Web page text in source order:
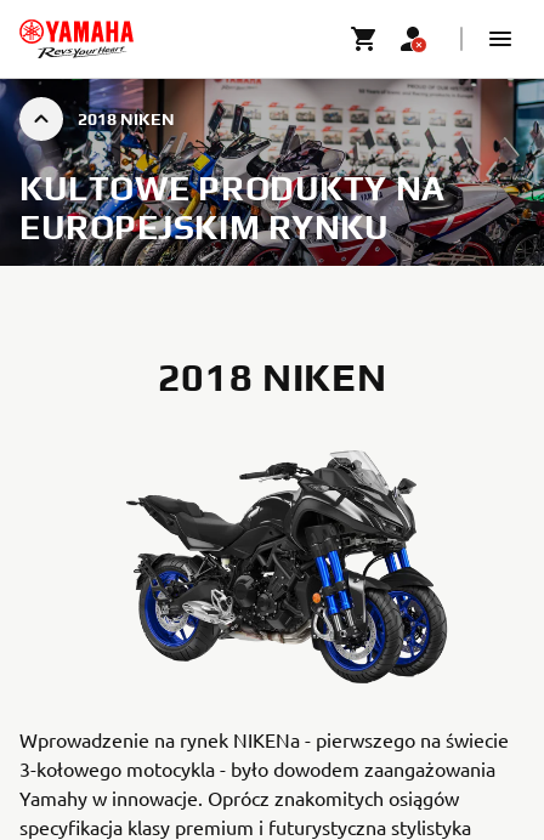
2018 NIKEN
KULTOWE PRODUKTY NA
EUROPEJSKIM RYNKU
2018 NIKEN
Wprowadzenie na rynek NIKENa - pierwszego na świecie
3-kołowego motocykla - było dowodem zaangażowania
Yamahy w innowacje. Oprócz znakomitych osiągów
specyfikacja klasy premium i futurystyczna stylistyka